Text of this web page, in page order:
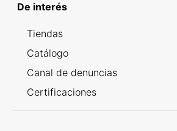
De interés
Tiendas
Catálogo
Canal de denuncias
Certificaciones